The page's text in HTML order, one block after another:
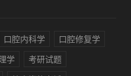
口腔内科学
口腔修复学
学
考研试题